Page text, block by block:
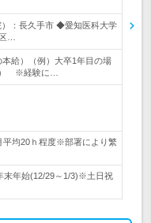
：長久手市 ◆愛知医科大学
…
給）（例）大卒1年目の場
） ※経験に…
均20ｈ程度※部署により繁
年始(12/29～1/3)※土日祝